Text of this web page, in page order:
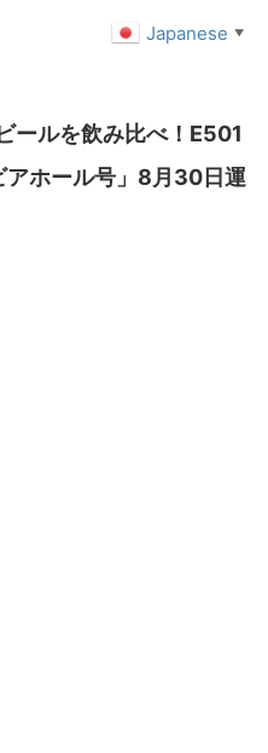
ールを飲み比べ！E501
アホール号」8月30日運
Japanese ▼